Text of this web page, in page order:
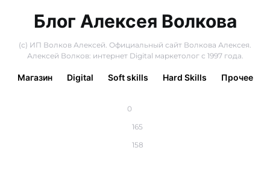
Блог Алексея Волкова
(с) ИП Волков Алексей. Официальный сайт Волкова Алексея.
Алексей Волков: интернет Digital маркетолог с 1997 года.
0
165
158
Магазин Digital Soft skills Hard Skills Прочее